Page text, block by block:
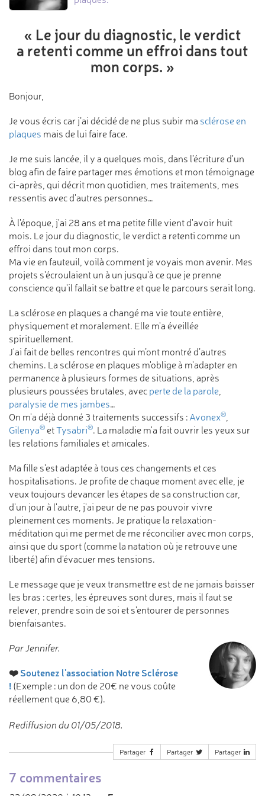
« Le jour du diagnostic, le verdict
a retenti comme un effroi dans tout
mon corps. »
Bonjour,
Je vous écris car j’ai décidé de ne plus subir ma sclérose en
plaques mais de lui faire face.
Je me suis lancée, il y a quelques mois, dans l’écriture d'un
blog afin de faire partager mes émotions et mon témoignage
ci-après, qui décrit mon quotidien, mes traitements, mes
ressentis avec d'autres personnes…
À l'époque, j'ai 28 ans et ma petite fille vient d'avoir huit
mois. Le jour du diagnostic, le verdict a retenti comme un
effroi dans tout mon corps.
Ma vie en fauteuil, voilà comment je voyais mon avenir. Mes
projets s'écroulaient un à un jusqu'à ce que je prenne
conscience qu'il fallait se battre et que le parcours serait long.
La sclérose en plaques a changé ma vie toute entière,
physiquement et moralement. Elle m'a éveillée
spirituellement.
J'ai fait de belles rencontres qui m’ont montré d’autres
chemins. La sclérose en plaques m'oblige à m'adapter en
permanence à plusieurs formes de situations, après
plusieurs poussées brutales, avec perte de la parole,
paralysie de mes jambes…
On m'a déjà donné 3 traitements successifs :Avonex®,
Gilenya® etTysabri®. La maladie m'a fait ouvrir les yeux sur
les relations familiales et amicales.
Ma fille s'est adaptée à tous ces changements et ces
hospitalisations. Je profite de chaque moment avec elle, je
veux toujours devancer les étapes de sa construction car,
d'un jour à l'autre, j'ai peur de ne pas pouvoir vivre
pleinement ces moments. Je pratique la relaxation-
méditation qui me permet de me réconcilier avec mon corps,
ainsi que du sport (comme la natation où je retrouve une
liberté) afin d'évacuer mes tensions.
Le message que je veux transmettre est de ne jamais baisser
les bras : certes, les épreuves sont dures, mais il faut se
relever, prendre soin de soi et s'entourer de personnes
bienfaisantes.
Par Jennifer.
❤️Soutenez l'association Notre Sclérose
! (Exemple : un don de 20€ ne vous coûte
réellement que 6,80 €).
Rediffusion du 01/05/2018.
Partager Partager Partager
7 commentaires